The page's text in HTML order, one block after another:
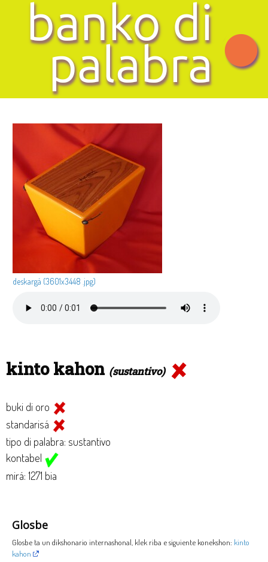
deskargá (3601x3448 .jpg)
kinto kahon (sustantivo)
buki di oro
standarisá
tipo di palabra: sustantivo
kontabel
mirá: 1271 bia
Glosbe
Glosbe ta un dikshonario internashonal, klek riba e siguiente konekshon: kinto
kahon